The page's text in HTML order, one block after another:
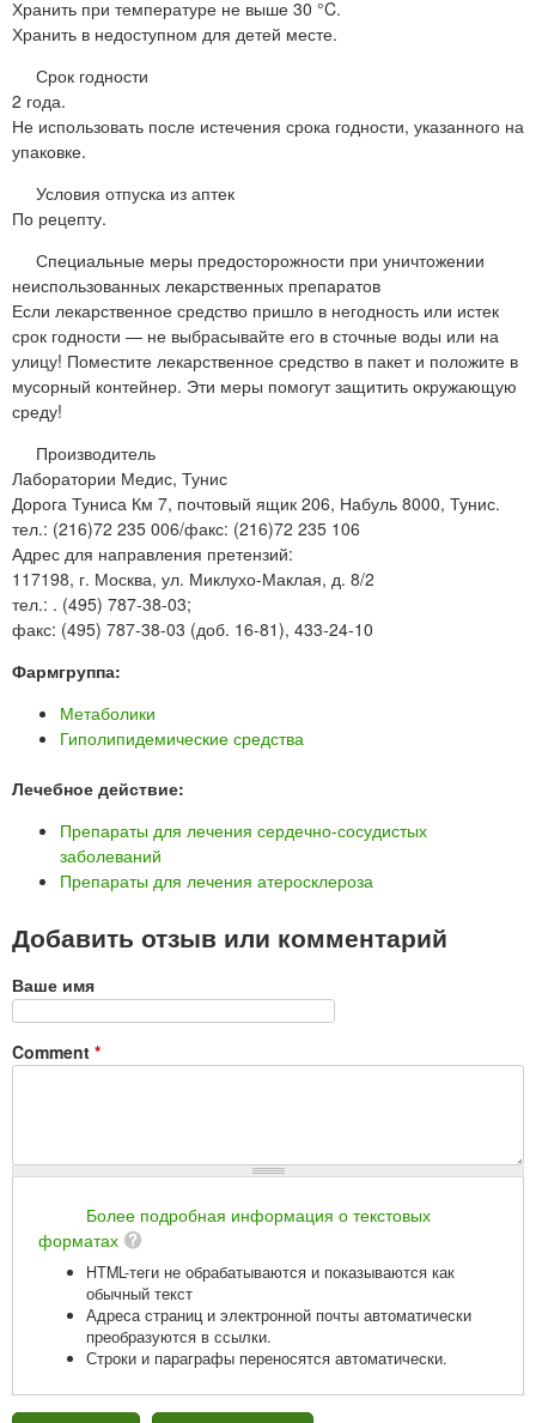
Хранить при температуре не выше 30 °C.
Хранить в недоступном для детей месте.
Срок годности
2 года.
Не использовать после истечения срока годности, указанного на
упаковке.
Условия отпуска из аптек
По рецепту.
Специальные меры предосторожности при уничтожении
неиспользованных лекарственных препаратов
Если лекарственное средство пришло в негодность или истек
срок годности — не выбрасывайте его в сточные воды или на
улицу! Поместите лекарственное средство в пакет и положите в
мусорный контейнер. Эти меры помогут защитить окружающую
среду!
Производитель
Лаборатории Медис, Тунис
Дорога Туниса Км 7, почтовый ящик 206, Набуль 8000, Тунис.
тел.: (216)72 235 006/факс: (216)72 235 106
Адрес для направления претензий:
117198, г. Москва, ул. Миклухо-Маклая, д. 8/2
тел.: . (495) 787-38-03;
факс: (495) 787-38-03 (доб. 16-81), 433-24-10
Фармгруппа:
Метаболики
Гиполипидемические средства
Лечебное действие:
Препараты для лечения сердечно-сосудистых
заболеваний
Препараты для лечения атеросклероза
Добавить отзыв или комментарий
Ваше имя
Comment *
Более подробная информация о текстовых
форматах
HTML-теги не обрабатываются и показываются как
обычный текст
Адреса страниц и электронной почты автоматически
преобразуются в ссылки.
Строки и параграфы переносятся автоматически.